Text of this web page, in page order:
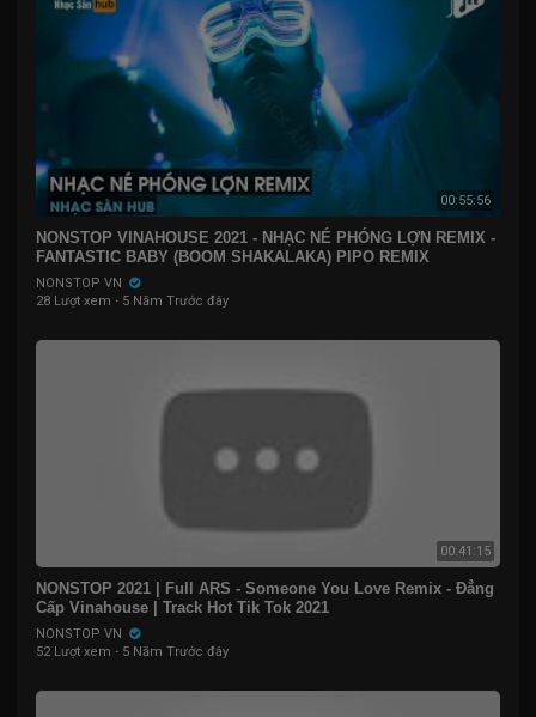
00:55:56
NONSTOP VINAHOUSE 2021 - NHẠC NÉ PHÓNG LỢN REMIX -
FANTASTIC BABY (BOOM SHAKALAKA) PIPO REMIX
NONSTOP VN
28 Lượt xem · 5 Năm Trước đây
00:41:15
NONSTOP 2021 | Full ARS - Someone You Love Remix - Đẳng
Cấp Vinahouse | Track Hot Tik Tok 2021
NONSTOP VN
52 Lượt xem · 5 Năm Trước đây